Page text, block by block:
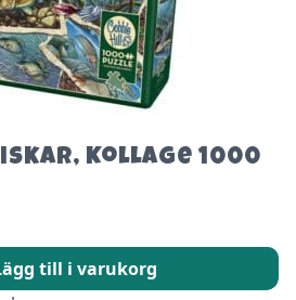
Kollage 1000
till i varukorg